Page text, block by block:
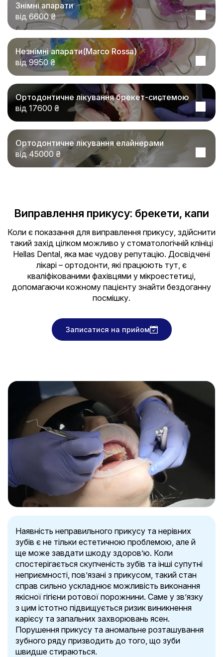
Знімні апарати
від 6600 ₴
Незнімні апарати(Marco Rossa)
від 9950 ₴
Ортодонтичне лікування брекет-системою
від 17600 ₴
Ортодонтичне лікування елайнерами
від 45000 ₴
Виправлення прикусу: брекети, капи
Коли є показання для виправлення прикусу, здійснити
такий захід цілком можливо у стоматологічній клініці
Hellas Dental, яка має чудову репутацію. Досвідчені
лікарі – ортодонти, які працюють тут, є
кваліфікованими фахівцями у мікроестетиці,
допомагаючи кожному пацієнту знайти бездоганну
посмішку.
Записатися на прийом
Наявність неправильного прикусу та нерівних
зубів є не тільки естетичною проблемою, але й
ще може завдати шкоду здоров’ю. Коли
спостерігається скупченість зубів та інші супутні
неприємності, пов’язані з прикусом, такий стан
справ сильно ускладнює можливість виконання
якісної гігієни ротової порожнини. Саме у зв’язку
з цим істотно підвищується ризик виникнення
карієсу та запальних захворювань ясен.
Порушення прикусу та аномальне розташування
зубного ряду призводить до того, що зуби
швидше стираються.